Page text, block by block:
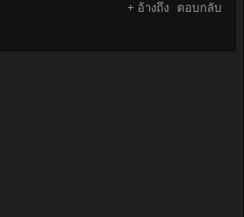
+ อ้างถึง ตอบกลับ